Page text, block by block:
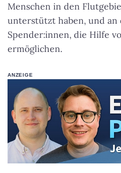
Menschen in den
unterstützt haben, und an
Spender:innen, die Hilfe
ermöglichen.
ANZEIGE